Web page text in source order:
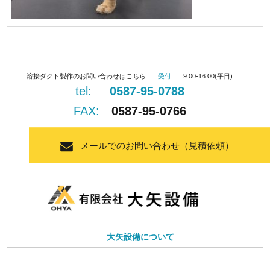
溶接ダクト製作のお問い合わせはこちら 受付 9:00-16:00(平日)
tel:
0587-95-0788
FAX:
0587-95-0766
メールでのお問い合わせ（見積依頼）
大矢設備について